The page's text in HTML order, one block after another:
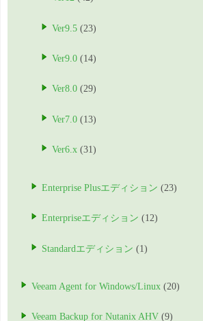
Ver9.5 (23)
Ver9.0 (14)
Ver8.0 (29)
Ver7.0 (13)
Ver6.x (31)
Enterprise Plusエディション (23)
Enterpriseエディション (12)
Standardエディション (1)
Veeam Agent for Windows/Linux (20)
Veeam Backup for Nutanix AHV (9)